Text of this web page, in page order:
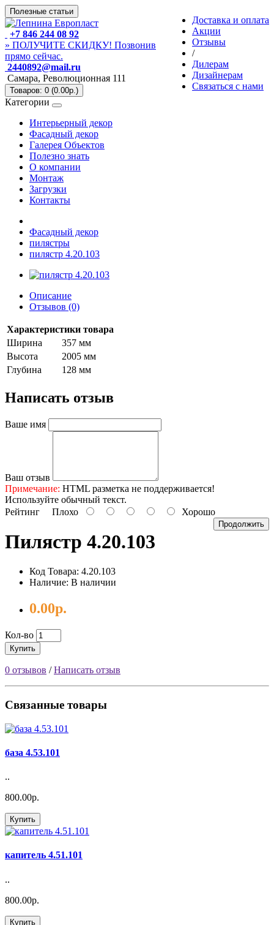
Полезные статьи
Доставка и оплата
Акции
Отзывы
/
Дилерам
Дизайнерам
Связаться с нами
+7 846 244 08 92
» ПОЛУЧИТЕ СКИДКУ! Позвонив
прямо сейчас.
2440892@mail.ru
Самара, Революционная 111
Товаров: 0 (0.00р.)
Категории
Интерьерный декор
Фасадный декор
Галерея Объектов
Полезно знать
О компании
Монтаж
Загрузки
Контакты
Фасадный декор
пилястры
пилястр 4.20.103
Описание
Отзывов (0)
Характеристики товара
Ширина
357 мм
Высота
2005 мм
Глубина
128 мм
Написать отзыв
Ваше имя
Ваш отзыв
Примечание: HTML разметка не поддерживается!
Используйте обычный текст.
Рейтинг Плохо Хорошо
Продолжить
Пилястр 4.20.103
Код Товара: 4.20.103
Наличие: В наличии
0.00р.
Кол-во
Купить
0 отзывов /Написать отзыв
Связанные товары
база 4.53.101
..
800.00р.
Купить
капитель 4.51.101
..
800.00р.
Купить